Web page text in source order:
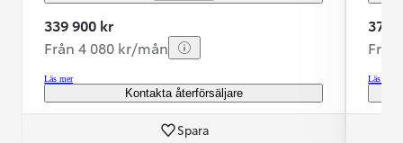
339 900 kr
Från 4 080 kr/mån
Läs mer
Kontakta återförsäljare
Spara
379
Läs mer